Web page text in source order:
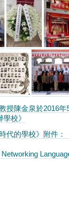
授陳金泉於2016
校》
代的學校》附件：